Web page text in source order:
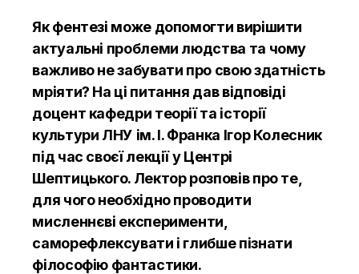
Як фентезі може допомогти вирішити
актуальні проблеми людства та чому
важливо не забувати про свою здатність
мріяти? На ці питання дав відповіді
доцент кафедри теорії та історії
культури ЛНУ ім. І. Франка Ігор Колесник
під час своєї лекції у Центрі
Шептицького. Лектор розповів про те,
для чого необхідно проводити
мисленнєві експерименти,
саморефлексувати і глибше пізнати
філософію фантастики.